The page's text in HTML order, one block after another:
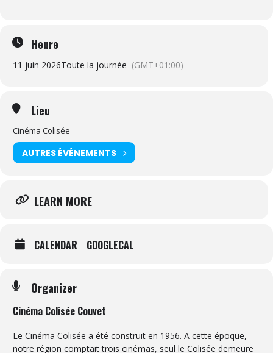
Heure
11 juin 2026Toute la journée (GMT+01:00)
Lieu
Cinéma Colisée
AUTRES ÉVÉNEMENTS
LEARN MORE
CALENDAR GOOGLECAL
Organizer
Cinéma Colisée Couvet
Le Cinéma Colisée a été construit en 1956. A cette époque,
notre région comptait trois cinémas, seul le Colisée demeure